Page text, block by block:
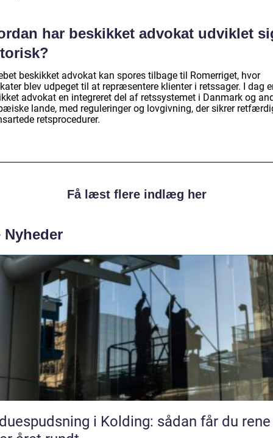
har beskikket advokat udviklet
beskikket advokat kan spores tilbage til Romerriget, hvor
blev udpeget til at repræsentere klienter i retssager. I dag
advokat en integreret del af retssystemet i Danmark og
lande, med reguleringer og lovgivning, der sikrer
retsprocedurer.
Få læst flere indlæg her
Nyheder
i Kolding: sådan får du rene